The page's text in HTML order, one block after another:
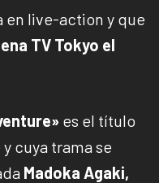
en live-action y que
TV Tokyo el
es el título
cuya trama se
Madoka Agaki,